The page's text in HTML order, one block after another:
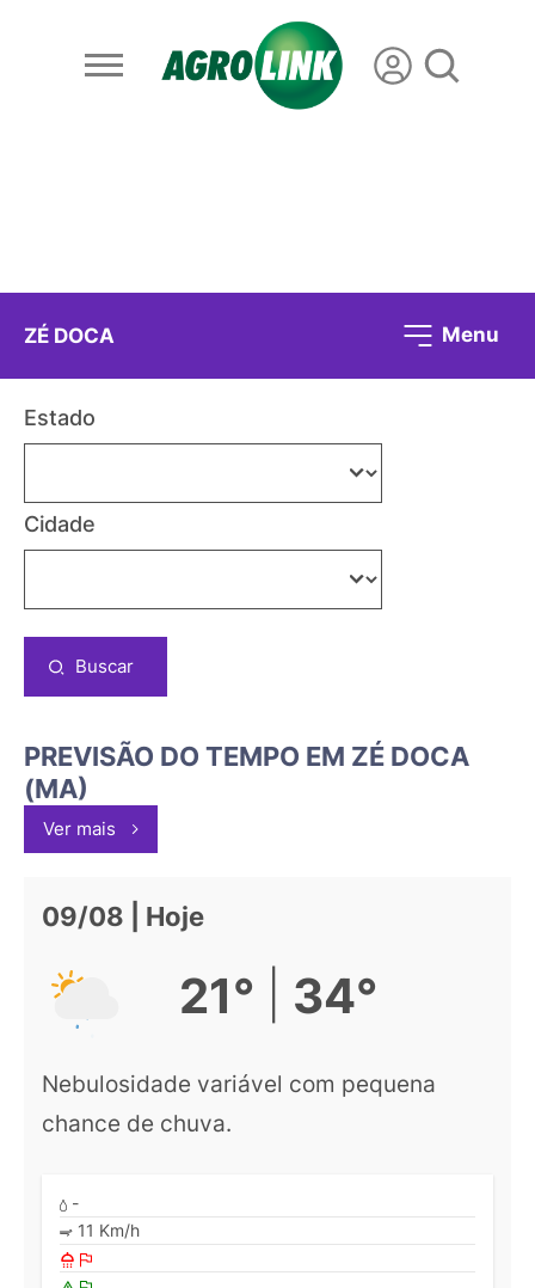
ZÉ DOCA Menu
Estado
Cidade
Buscar
PREVISÃO DO TEMPO EM ZÉ DOCA
(MA)
Ver mais
09/08 | Hoje
21° 34°
Nebulosidade variável com pequena
chance de chuva.
-
11 Km/h